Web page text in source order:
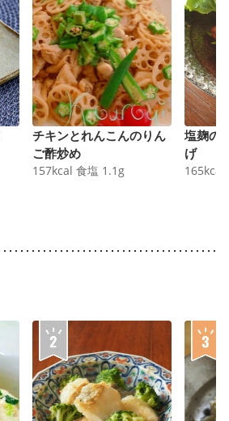
チキンとれんこんのりん
ご酢炒め
157kcal 食塩 1.1 g
塩麹の
げ
165kcal